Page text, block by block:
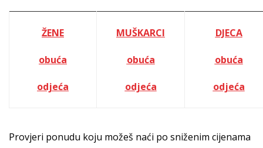
ŽENE
obuća
odjeća
MUŠKARCI
obuća
odjeća
DJECA
obuća
odjeća
Provjeri ponudu koju možeš naći po sniženim cijenama